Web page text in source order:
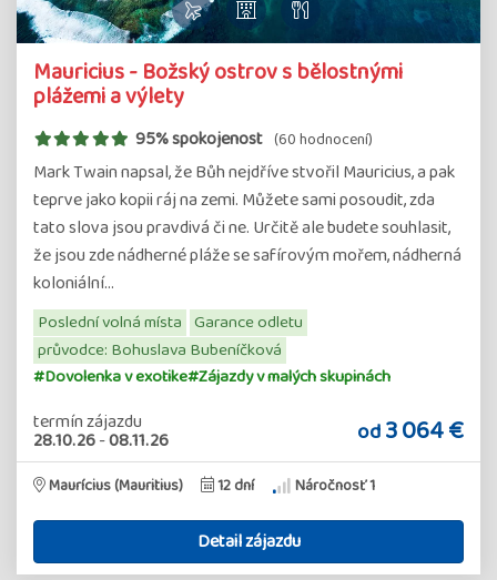
Mauricius - Božský ostrov s bělostnými
plážemi a výlety
95% spokojenost (60 hodnocení)
Mark Twain napsal, že Bůh nejdříve stvořil Mauricius, a pak
teprve jako kopii ráj na zemi. Můžete sami posoudit, zda
tato slova jsou pravdivá či ne. Určitě ale budete souhlasit,
že jsou zde nádherné pláže se safírovým mořem, nádherná
koloniální…
Poslední volná místa Garance odletu
průvodce: Bohuslava Bubeníčková
#Dovolenka v exotike#Zájazdy v malých skupinách
termín zájazdu
28.10.26-08.11.26 od3 064 €
Maurícius (Mauritius) 12 dní Náročnosť 1
Detail zájazdu